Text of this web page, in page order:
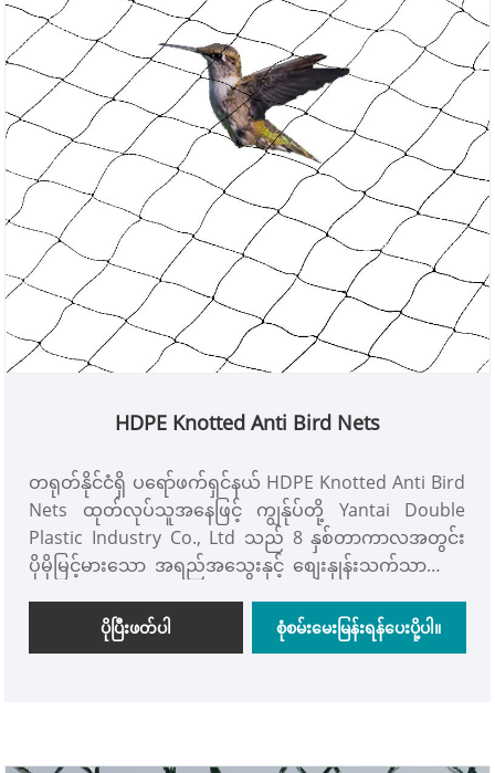
HDPE Knotted Anti Bird Nets
တရုတ်နိုင်ငံရှိ ပရော်ဖက်ရှင်နယ် HDPE Knotted Anti Bird
Nets ထုတ်လုပ်သူအနေဖြင့် ကျွန်ုပ်တို့ Yantai Double
Plastic Industry Co., Ltd သည် 8 နှစ်တာကာလအတွင်း
ပိုမိုမြင့်မားသော အရည်အသွေးနှင့် စျေးနှုန်းသက်သာသော
ကြိုးစားနေပါသည်။ ကျွန်ုပ်တို့သည် စက်မှုလုပ်ငန်းနှင့်
ကုန်သွယ်မှုဆိုင်ရာ ပေါင်းစပ်ကုမ္ပဏီတစ်ခုဖြစ်သောကြောင့်
ပိုပြီးဖတ်ပါ စုံစမ်းမေးမြန်းရန်ပေးပို့ပါ။